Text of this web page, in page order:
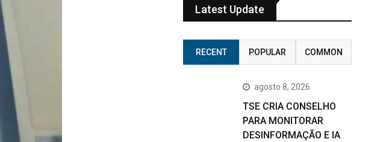
Latest Update
RECENT POPULAR COMMON
agosto 8, 2026
TSE CRIA CONSELHO
PARA MONITORAR
DESINFORMAÇÃO E IA